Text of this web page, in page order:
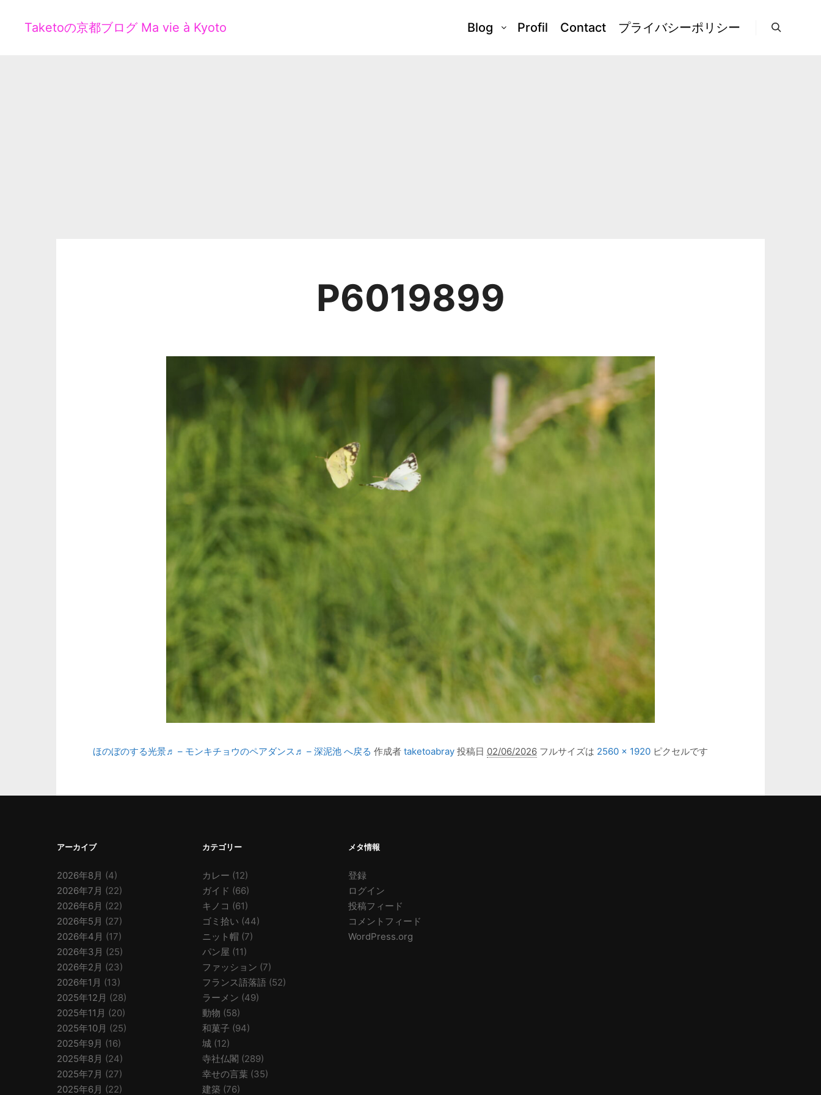
Taketoの京都ブログ Ma vie à Kyoto Blog Profil Contact プライバシーポリシー
P6019899
ほのぼのする光景♬ – モンキチョウのペアダンス♬ – 深泥池 へ戻る 作成者 taketoabray 投稿日 02/06/2026 フルサイズは 2560 × 1920 ピクセルです
アーカイブ
2026年8月 (4)
2026年7月 (22)
2026年6月 (22)
2026年5月 (27)
2026年4月 (17)
2026年3月 (25)
2026年2月 (23)
2026年1月 (13)
2025年12月 (28)
2025年11月 (20)
2025年10月 (25)
2025年9月 (16)
2025年8月 (24)
2025年7月 (27)
2025年6月 (22)
カテゴリー
カレー (12)
ガイド (66)
キノコ (61)
ゴミ拾い (44)
ニット帽 (7)
パン屋 (11)
ファッション (7)
フランス語落語 (52)
ラーメン (49)
動物 (58)
和菓子 (94)
城 (12)
寺社仏閣 (289)
幸せの言葉 (35)
建築 (76)
メタ情報
登録
ログイン
投稿フィード
コメントフィード
WordPress.org